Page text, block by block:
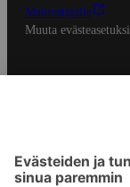
Mainostajalle
Muuta
S-ryhmän
Asiakasomistajuus